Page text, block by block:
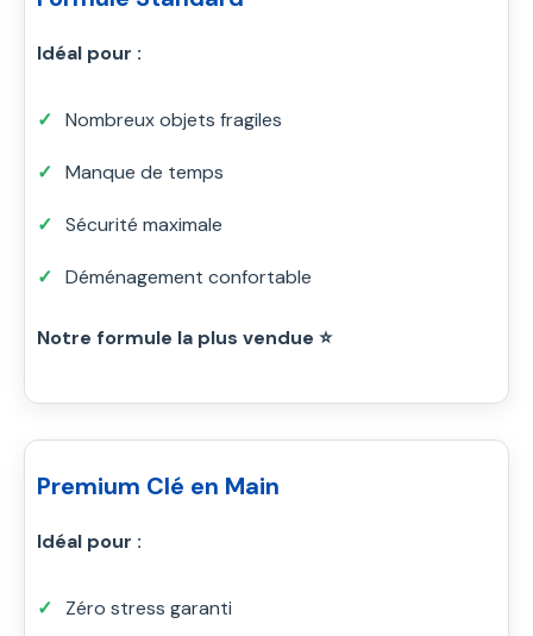
Idéal pour :
Nombreux objets fragiles
Manque de temps
Sécurité maximale
Déménagement confortable
Notre formule la plus vendue ⭐
Premium Clé en Main
Idéal pour :
Zéro stress garanti